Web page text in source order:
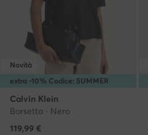
extra -10% Codice: SUMMER
Novità
Calvin Klein
Borsetta · Nero
119,99 €